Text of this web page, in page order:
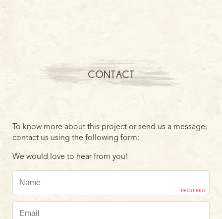
CONTACT
To know more about this project or send us a message,
contact us using the following form:
We would love to hear from you!
REQUIRED